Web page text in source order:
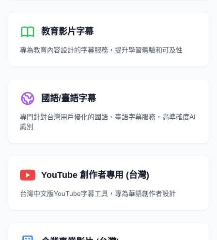
教育影片字幕
專為教育內容設計的字幕服務，提升學習體驗和可及性
國語/臺語字幕
專門針對台灣用戶優化的國語、臺語字幕服務，高準確度AI
識別
YouTube 創作者專用 (台灣)
台灣中文版YouTube字幕工具，專為華語創作者設計